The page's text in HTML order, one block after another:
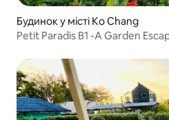
Будинок у місті Ko Chang
Petit Paradis B1 -A Garden